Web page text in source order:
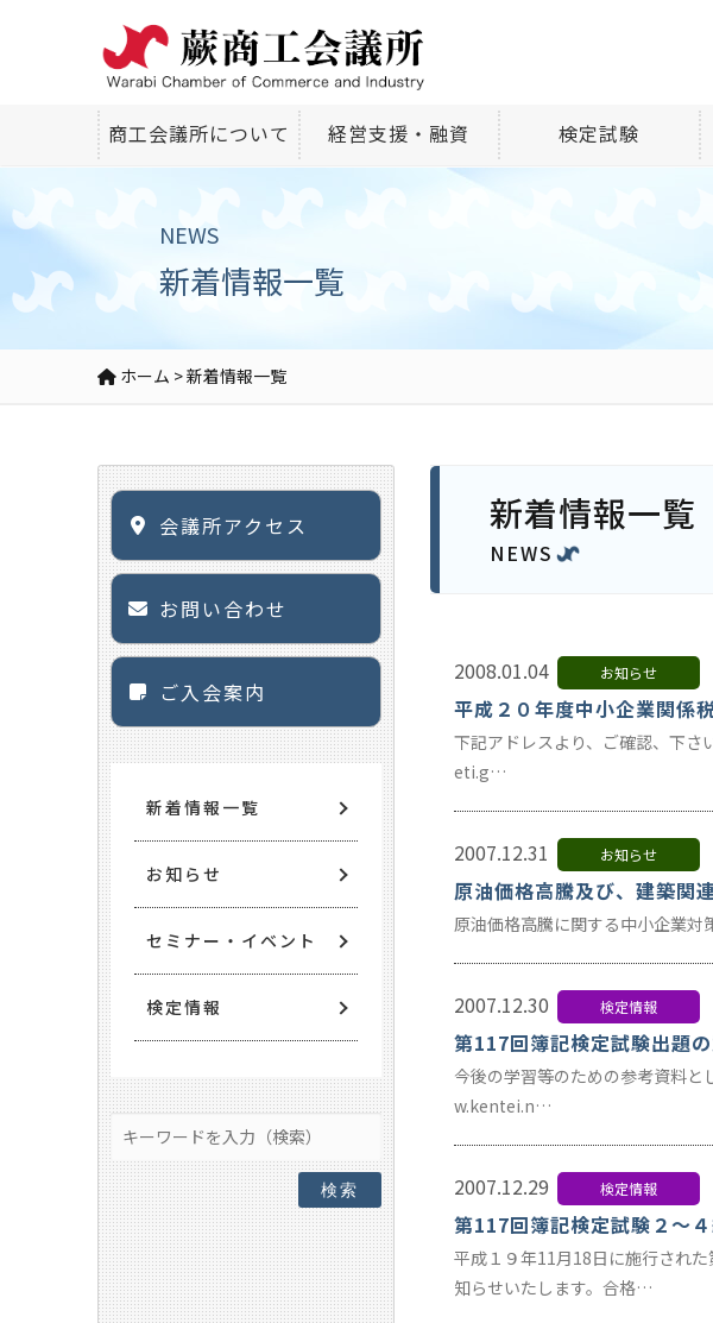
商工会議所について 経営支援・融資 検定試験
NEWS
新着情報一覧
ホーム >新着情報一覧
会議所アクセス
お問い合わせ
ご入会案内
新着情報一覧
お知らせ
セミナー・イベント
検定情報
検索
新着情報一覧
NEWS
2008.01.04 お知らせ
平成２０年度中小企業関係
下記アドレスより、ご確認、下
eti.g…
2007.12.31 お知らせ
原油価格高騰及び、建築関
原油価格高騰に関する中小企業
2007.12.30 検定情報
第117回簿記検定試験出題
今後の学習等のための参考資料
w.kentei.n…
2007.12.29 検定情報
第117回簿記検定試験２～
平成１９年11月18日に施行され
知らせいたします。合格…